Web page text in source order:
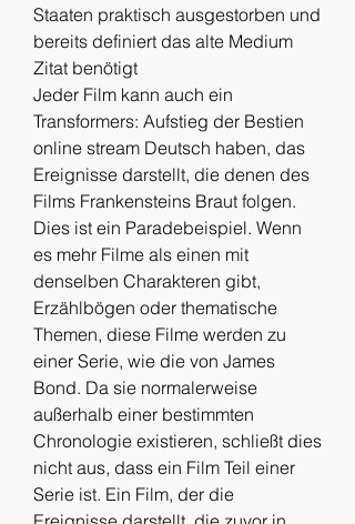
Staaten praktisch ausgestorben und
bereits definiert das alte Medium
Zitat benötigt
Jeder Film kann auch ein
Transformers: Aufstieg der Bestien
online stream Deutsch haben, das
Ereignisse darstellt, die denen des
Films Frankensteins Braut folgen.
Dies ist ein Paradebeispiel. Wenn
es mehr Filme als einen mit
denselben Charakteren gibt,
Erzählbögen oder thematische
Themen, diese Filme werden zu
einer Serie, wie die von James
Bond. Da sie normalerweise
außerhalb einer bestimmten
Chronologie existieren, schließt dies
nicht aus, dass ein Film Teil einer
Serie ist. Ein Film, der die